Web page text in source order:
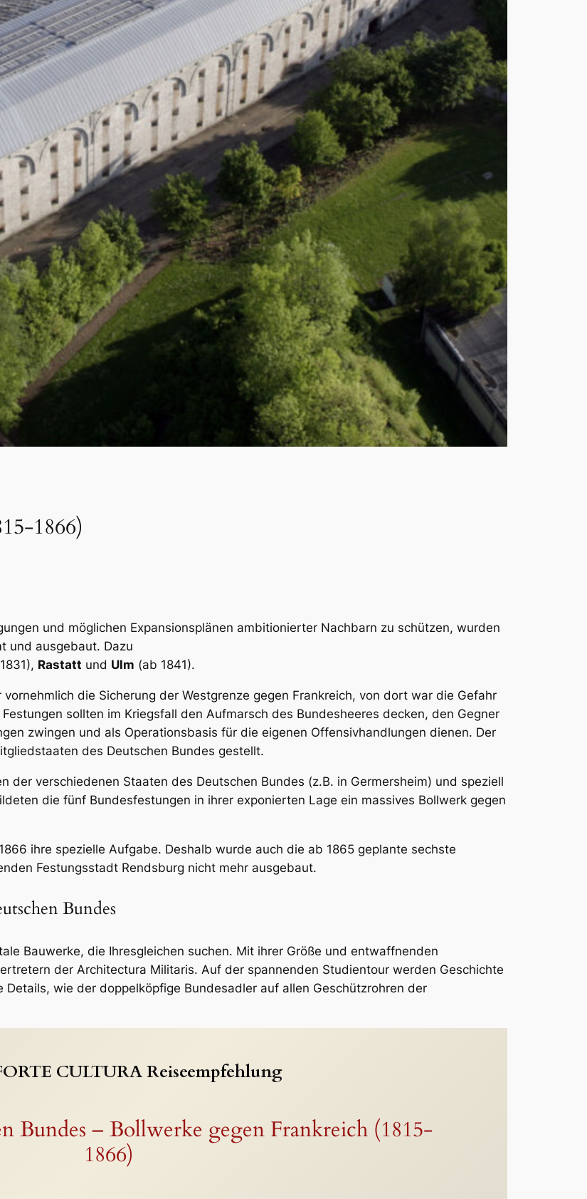
1866)
und möglichen Expansionsplänen ambitionierter Nachbarn zu schützen, wurden
und ausgebaut. Dazu
Rastatt und Ulm (ab 1841).
die Sicherung der Westgrenze gegen Frankreich, von dort war die Gefahr
sollten im Kriegsfall den Aufmarsch des Bundesheeres decken, den Gegner
zwingen und als Operationsbasis für die eigenen Offensivhandlungen dienen. Der
des Deutschen Bundes gestellt.
der verschiedenen Staaten des Deutschen Bundes (z.B. in Germersheim) und speziell
die fünf Bundesfestungen in ihrer exponierten Lage ein massives Bollwerk gegen
ihre spezielle Aufgabe. Deshalb wurde auch die ab 1865 geplante sechste
Festungsstadt Rendsburg nicht mehr ausgebaut.
Bundes
Bauwerke, die Ihresgleichen suchen. Mit ihrer Größe und entwaffnenden
der Architectura Militaris. Auf der spannenden Studientour werden Geschichte
wie der doppelköpfige Bundesadler auf allen Geschützrohren der
CULTURA Reiseempfehlung
Bundes – Bollwerke gegen Frankreich (1815-
1866)